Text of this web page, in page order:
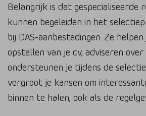
Belangrijk is dat gespecialiseerde
kunnen begeleiden in het
bij DAS-aanbestedingen. Ze
opstellen van je cv, adviseren over
ondersteunen je tijdens de
vergroot je kansen om
binnen te halen, ook als de